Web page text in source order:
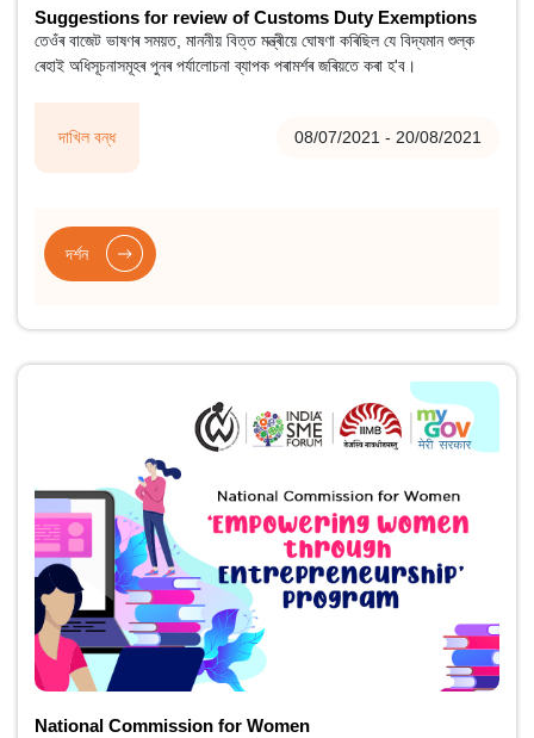
দাখিল বন্ধ 08/07/2021 - 20/08/2021
Suggestions for review of Customs Duty Exemptions
তেওঁৰ বাজেট ভাষণৰ সময়ত, মাননীয় বিত্ত মন্ত্ৰীয়ে ঘোষণা কৰিছিল যে বিদ্যমান শুল্ক
ৰেহাই অধিসূচনাসমূহৰ পুনৰ পৰ্যালোচনা ব্যাপক পৰামৰ্শৰ জৰিয়তে কৰা হ'ব।
দৰ্শন
National Commission for Women